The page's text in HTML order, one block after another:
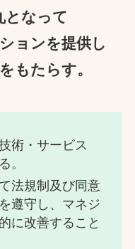
となって
ョンを提供し
もたらす。
術・サービス
。
法規制及び同意
遵守し、マネジ
に改善すること